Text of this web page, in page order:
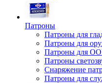
Патроны
Патроны для
Патроны для
Патроны для
Патроны
Снаряжение
Патроны для